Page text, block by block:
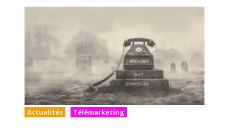
Actualités Télémarketing